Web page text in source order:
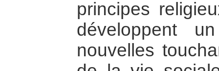
principes
développent
nouvelles